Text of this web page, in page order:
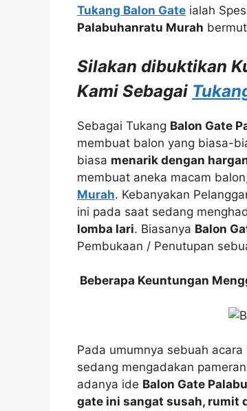
Tukang Balon Gate ialah
Palabuhanratu Murah
Silakan dibuktikan
Kami Sebagai
Sebagai Tukang Balon Gate
membuat balon yang biasa-
biasa menarik dengan
membuat aneka macam
Murah. Kebanyakan
ini pada saat sedang
lomba lari. Biasanya Balon
Pembukaan / Penutupan
Beberapa Keuntungan
Pada umumnya sebuah
sedang mengadakan
adanya ide Balon Gate
gate ini sangat susah, rumit